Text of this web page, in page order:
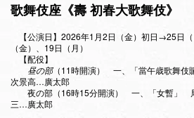
歌舞伎座《壽 初春大歌舞伎》
【公演日】2026年1月2日（金）初日→25
（金）、19日（月）
【配役】
昼の部（11時開演） 一、「當午歳歌舞伎
次景高…廣太郎
夜の部（16時15分開演） 一、「女暫」
三…廣太郎